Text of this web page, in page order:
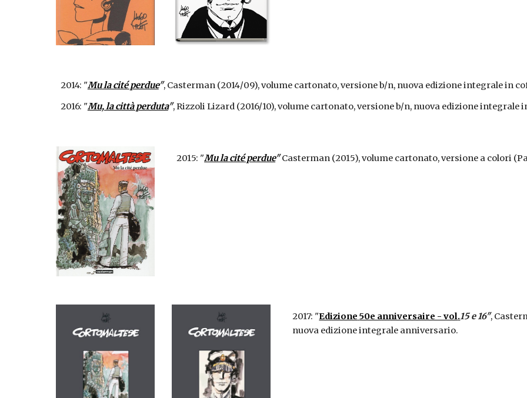
2014: "Mu la cité perdue", Casterman (2014/09), volume cartonato, versione b/n, nuova edizione integrale in
2016: "Mu, la città perduta", Rizzoli Lizard (2016/10), volume cartonato, versione b/n, nuova edizione integrale
2015: "Mu la cité perdue" Casterman (2015), volume cartonato, versione a colori
2017: "Edizione 50e anniversaire - vol.15 e 16",
nuova edizione integrale anniversario.